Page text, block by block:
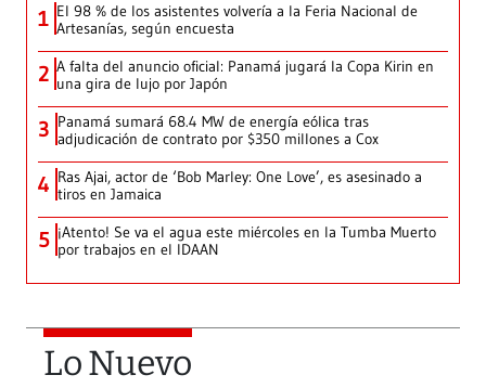
1 El 98 % de los asistentes volvería a la Feria Nacional de
Artesanías, según encuesta
2 A falta del anuncio oficial: Panamá jugará la Copa Kirin en
una gira de lujo por Japón
3 Panamá sumará 68.4 MW de energía eólica tras
adjudicación de contrato por $350 millones a Cox
4 Ras Ajai, actor de ‘Bob Marley: One Love’, es asesinado a
tiros en Jamaica
5 ¡Atento! Se va el agua este miércoles en la Tumba Muerto
por trabajos en el IDAAN
Lo Nuevo